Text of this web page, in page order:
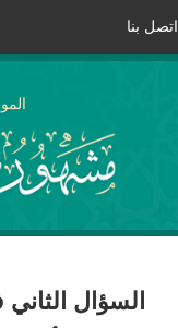
اتصل بنا
السؤال